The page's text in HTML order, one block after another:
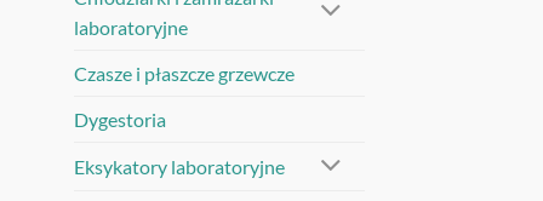
laboratoryjne
Czasze i płaszcze grzewcze
Dygestoria
Eksykatory laboratoryjne